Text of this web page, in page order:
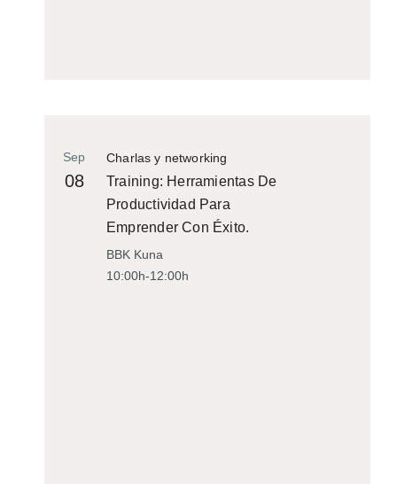
Charlas y networking
Sep
08
Training: Herramientas De
Productividad Para
Emprender Con Éxito.
BBK Kuna
10:00h-12:00h